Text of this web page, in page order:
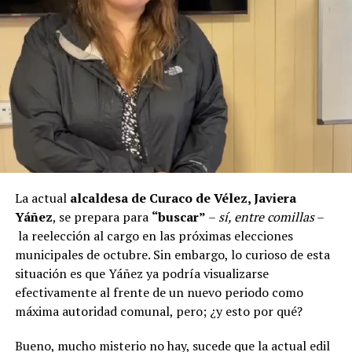
aprobadas que aún esperan financiamiento, como la
infraestructura del Club Deportivo Bernardo O’Higgins
y el cierre perimetral del Club Deportivo Aucar, obras
fundamentales para el desarrollo comunitario.
El alcalde de Quemchi, Javier Ugarte
situación similar, señalando que en su comuna tienen
proyectos elegibles tanto en PMU como en PMB, pero
que hasta la fecha no han recibido respuesta clara sobre
si se entregarán los recursos.“Preocupa esta situación,
estos son proyectos que vienen trabajándose desde
hace tiempo y que hoy están en riesgo por la falta de
financiamiento”,declaró.
En la comuna deCuraco de Vélez, la alcaldesa Javiera
Yáñez
indicó que históricamente la Subdere ha apoyado
a los municipios en diversos proyectos y que confía en
que durante el año se asignen nuevos recursos, aunque
reconoció una disminución evidente en comparación
La actual alcaldesa de Curaco de Vélez, Javiera
Yáñez, se prepara para “buscar” – sí, entre comillas–
la reelección al cargo en las próximas elecciones
municipales de octubre. Sin embargo, lo curioso de esta
situación es que Yáñez ya podría visualizarse
efectivamente al frente de un nuevo periodo como
máxima autoridad comunal, pero; ¿y esto por qué?
Bueno, mucho misterio no hay, sucede que la actual edil